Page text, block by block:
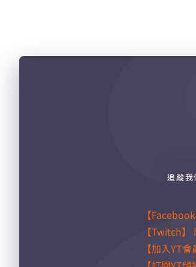
追蹤我
【Facebook
【Twitch】
【加入YT會